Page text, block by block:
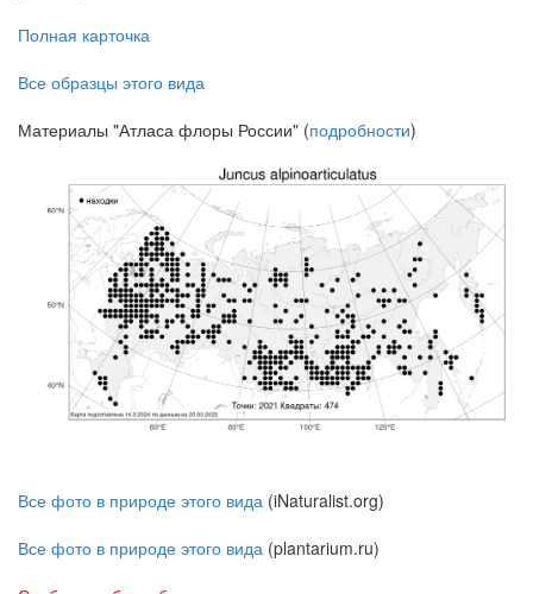
Полная карточка
Все образцы этого вида
Материалы "Атласа флоры России" (подробности)
Все фото в природе этого вида (iNaturalist.org)
Все фото в природе этого вида (plantarium.ru)